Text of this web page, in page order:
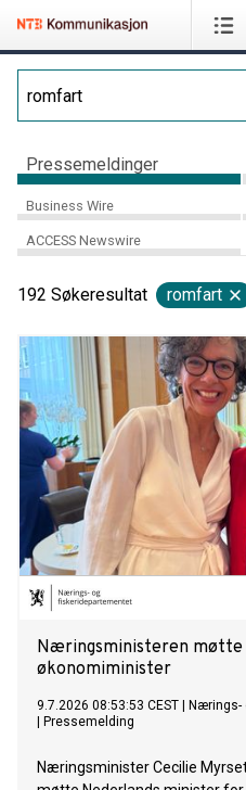
Pressemeldinger
Business Wire
ACCESS Newswire
192 Søkeresultat romfart
Næringsministeren møtte
økonomiminister
9.7.2026 08:53:53 CEST
Nærings-
Pressemelding
Næringsminister Cecilie